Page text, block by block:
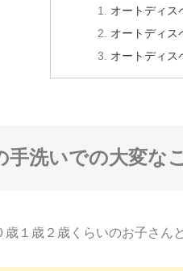
オートディス
オートディス
オートディス
手洗いでの大変な
歳１歳２歳くらいのお子さん